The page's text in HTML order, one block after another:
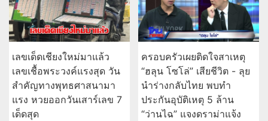
เลขเด็ดเชียงใหม่มาแล้ว
เลขเชื้อพระวงค์แรงสุด วัน
สำคัญทางพุทธศาสนามา
แรง หวยออกวันเสาร์เลข 7
เด็ดสุด
ครอบครัวเผยติดใจสาเหตุ
“ฮลุน โซโล่” เสียชีวิต - ลุย
นำร่างกลับไทย พบทำ
ประกันอุบัติเหตุ 5 ล้าน
“ว่านไฉ” แจงดราม่าแจ้ง